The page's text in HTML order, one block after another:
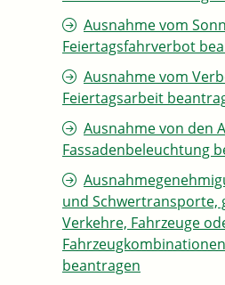
Ausnahme vom
Feiertagsfahrverbot
Ausnahme vom
Feiertagsarbeit
Ausnahme von den
Fassadenbeleuchtung
und Schwertransporte,
Verkehre, Fahrzeuge
beantragen